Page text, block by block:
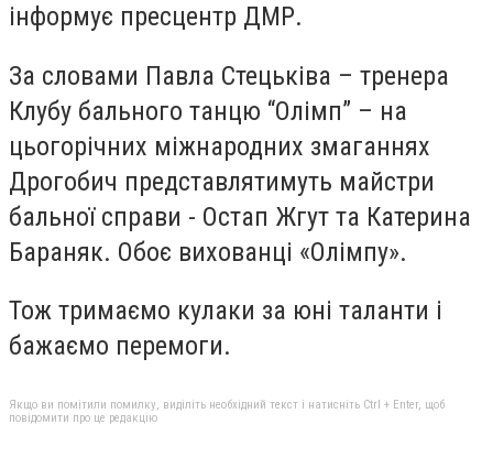
інформує пресцентр ДМР.
За словами Павла Стецьківа – тренера
Клубу бального танцю “Олімп” – на
цьогорічних міжнародних змаганнях
Дрогобич представлятимуть майстри
бальної справи - Остап Жгут та Катерина
Бараняк. Обоє вихованці «Олімпу».
Тож тримаємо кулаки за юні таланти і
бажаємо перемоги.
Якщо ви помітили помилку, виділіть необхідний текст і натисніть Ctrl + Enter, щоб
повідомити про це редакцію